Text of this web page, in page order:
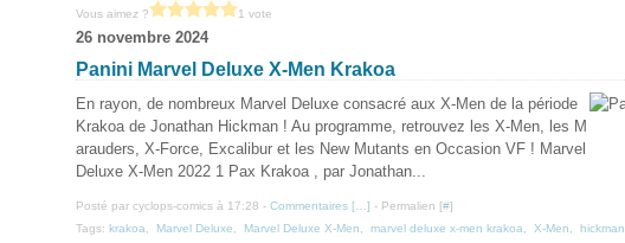
Vous aimez ? 1 vote
26 novembre 2024
Panini Marvel Deluxe X-Men Krakoa
En rayon, de nombreux Marvel Deluxe consacré aux X-Men de la période
Krakoa de Jonathan Hickman ! Au programme, retrouvez les X-Men, les M
arauders, X-Force, Excalibur et les New Mutants en Occasion VF ! Marvel
Deluxe X-Men 2022 1 Pax Krakoa , par Jonathan...
Posté par cyclops-comics à 17:28 - Commentaires [ ] - Permalien [#]
Tags: krakoa Marvel Deluxe Marvel Deluxe X-Men marvel deluxe x-men krakoa X-Men hickman